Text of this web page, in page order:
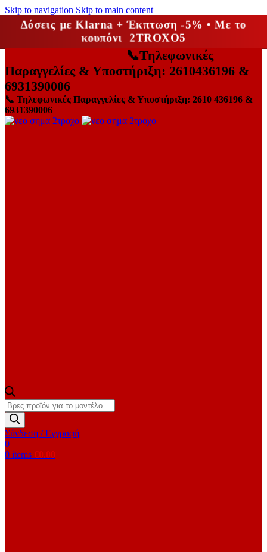
Skip to navigation Skip to main content
Δόσεις με Klarna + Έκπτωση -5% • Με το
κουπόνι 2TROXO5
📞Τηλεφωνικές
Παραγγελίες & Υποστήριξη: 2610436196 &
6931390006
📞 Τηλεφωνικές Παραγγελίες & Υποστήριξη: 2610 436196 &
6931390006
Products
search
Σύνδεση / Εγγραφή
0
0 items €0.00